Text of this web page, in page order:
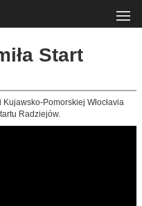
Start
Pomorskiej Włocłavia
Radziejów.